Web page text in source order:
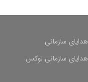
هدایای سازمانی
هدایای سازمانی لوکس